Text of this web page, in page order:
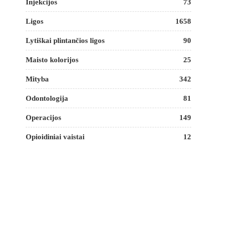
Injekcijos 73
Ligos 1658
Lytiškai plintančios ligos 90
Maisto kolorijos 25
Mityba 342
Odontologija 81
Operacijos 149
Opioidiniai vaistai 12